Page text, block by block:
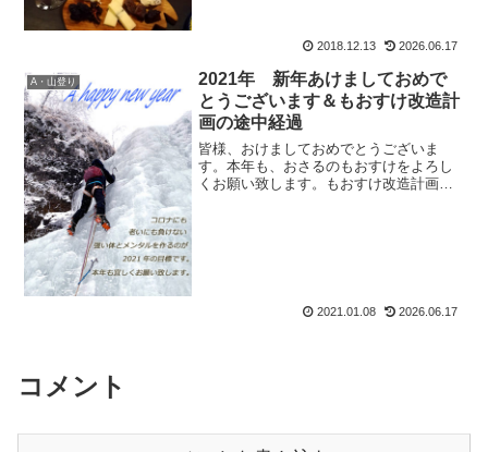
けど、今でもご近所さんのア...
2018.12.13 2026.06.17
A・山登り
2021年 新年あけましておめで
とうございます＆もおすけ改造計
画の途中経過
皆様、おけましておめでとうございま
す。本年も、おさるのもおすけをよろし
くお願い致します。もおすけ改造計画の
2021.01.08 2026.06.17
コメント